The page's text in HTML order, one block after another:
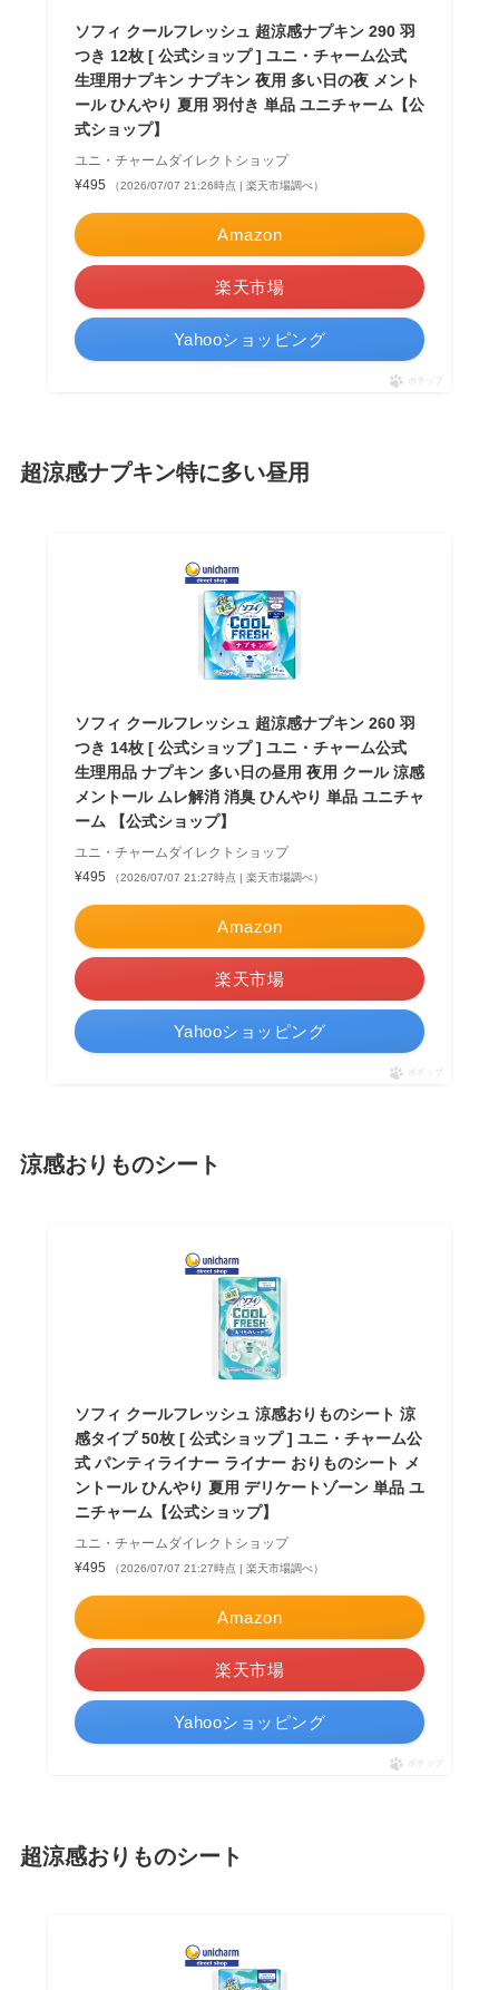
ソフィ クールフレッシュ 超涼感ナプキン 290 羽
つき 12枚 [ 公式ショップ ] ユニ・チャーム公式
生理用ナプキン ナプキン 夜用 多い日の夜 メント
ール ひんやり 夏用 羽付き 単品 ユニチャーム【公
式ショップ】
ユニ・チャームダイレクトショップ
¥495
（2026/07/07 21:26時点 | 楽天市場調べ）
Amazon
楽天市場
Yahooショッピング
ポチップ
超涼感ナプキン特に多い昼用
ソフィ クールフレッシュ 超涼感ナプキン 260 羽
つき 14枚 [ 公式ショップ ] ユニ・チャーム公式
生理用品 ナプキン 多い日の昼用 夜用 クール 涼感
メントール ムレ解消 消臭 ひんやり 単品 ユニチャ
ーム 【公式ショップ】
ユニ・チャームダイレクトショップ
¥495
（2026/07/07 21:27時点 | 楽天市場調べ）
Amazon
楽天市場
Yahooショッピング
ポチップ
涼感おりものシート
ソフィ クールフレッシュ 涼感おりものシート 涼
感タイプ 50枚 [ 公式ショップ ] ユニ・チャーム公
式 パンティライナー ライナー おりものシート メ
ントール ひんやり 夏用 デリケートゾーン 単品 ユ
ニチャーム【公式ショップ】
ユニ・チャームダイレクトショップ
¥495
（2026/07/07 21:27時点 | 楽天市場調べ）
Amazon
楽天市場
Yahooショッピング
ポチップ
超涼感おりものシート